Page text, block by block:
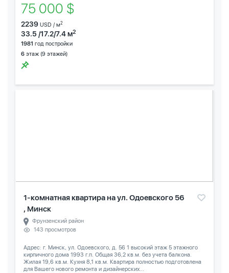
75 000 $
2239 USD / м2
33.5 /17.2/7.4 м2
1981 год постройки
6 этаж (9 этажей)
1-комнатная квартира на ул. Одоевского 56
, Минск
Фрунзенский район
143 просмотров
Адрес: г. Минск, ул. Одоевского, д. 56 1 высокий этаж 5 этажного
кирпичного дома 1993 г.п. Общая 36,2 кв.м. без учета балкона.
Жилая 19,6 кв.м. Кухня 8,1 кв.м. Квартира полностью подготовлена
для Вашего нового ремонта и дизайнерских...